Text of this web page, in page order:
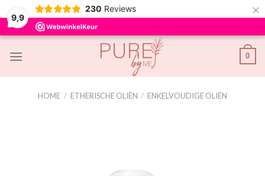
9,9
230 Reviews ×
Skip
0
HOME / ETHERISCHE OLIËN / ENKELVOUDIGE OLIËN